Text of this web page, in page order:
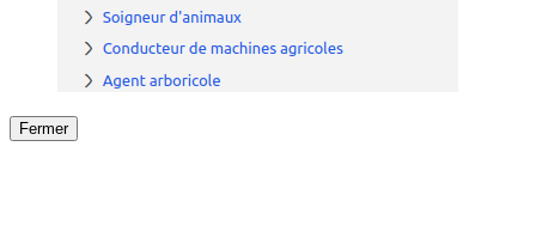
Fermer